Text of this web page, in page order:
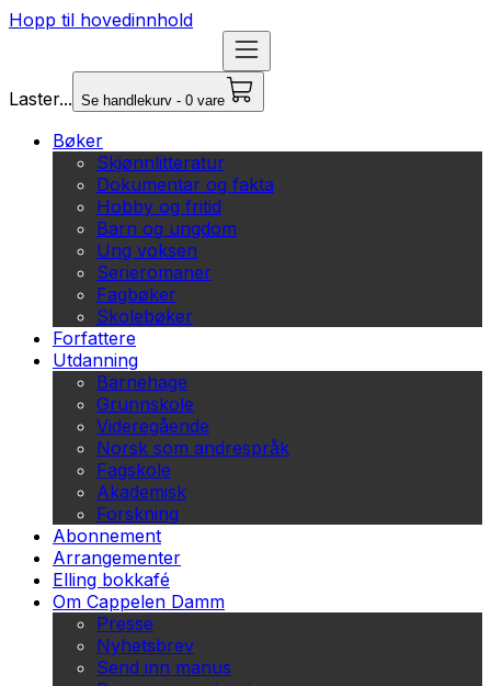
Hopp til hovedinnhold
Laster... Se handlekurv - 0 vare
Bøker
Skjønnlitteratur
Dokumentar og fakta
Hobby og fritid
Barn og ungdom
Ung voksen
Serieromaner
Fagbøker
Skolebøker
Forfattere
Utdanning
Barnehage
Grunnskole
Videregående
Norsk som andrespråk
Fagskole
Akademisk
Forskning
Abonnement
Arrangementer
Elling bokkafé
Om Cappelen Damm
Presse
Nyhetsbrev
Send inn manus